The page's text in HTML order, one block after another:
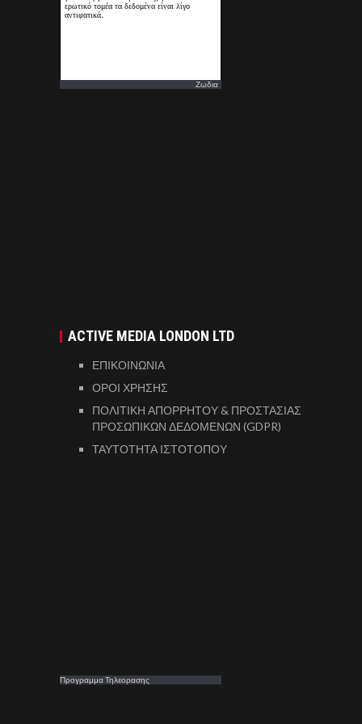
Ζωδια
ACTIVE MEDIA LONDON LTD
ΕΠΙΚΟΙΝΩΝΙΑ
ΟΡΟΙ ΧΡΗΣΗΣ
ΠΟΛΙΤΙΚΗ ΑΠΟΡΡΗΤΟΥ & ΠΡΟΣΤΑΣΙΑΣ
ΠΡΟΣΩΠΙΚΩΝ ΔΕΔΟΜΕΝΩΝ (GDPR)
ΤΑΥΤΟΤΗΤΑ ΙΣΤΟΤΟΠΟΥ
Προγραμμα Τηλεορασης